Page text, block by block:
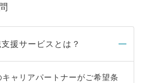
援サービスとは？
キャリアパートナーがご希望条